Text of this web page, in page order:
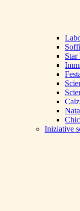
Star
Iniziative